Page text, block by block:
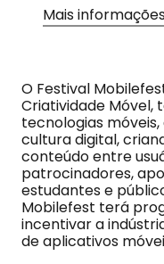
Mais
O Festival
Criatividade
tecnologias
cultura digital,
conteúdo entre
patrocinadores,
estudantes e
Mobilefest terá
incentivar a
de aplicativos